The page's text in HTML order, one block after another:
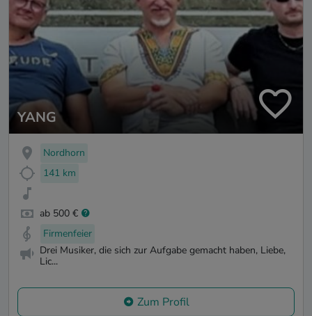
YANG
Nordhorn
141 km
ab 500 €
Firmenfeier
Drei Musiker, die sich zur Aufgabe gemacht haben, Liebe,
Lic...
Zum Profil